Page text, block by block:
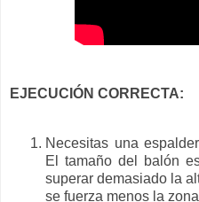
EJECUCIÓN CORRECTA:
Necesitas una
El tamaño del balón
superar demasiado la
se fuerza menos la